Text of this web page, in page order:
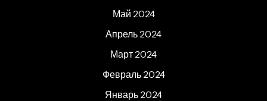
Май 2024
Апрель 2024
Март 2024
Февраль 2024
Январь 2024